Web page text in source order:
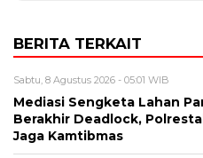
BERITA TERKAIT
Sabtu, 8 Agustus 2026 - 05:01 WIB
Mediasi Sengketa Lahan
Berakhir Deadlock,
Jaga Kamtibmas